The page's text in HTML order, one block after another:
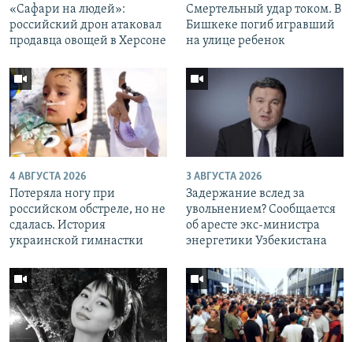
«Cафари на людей»:
российский дрон атаковал
продавца овощей в Херсоне
Смертельный удар током. В
Бишкеке погиб игравший
на улице ребенок
4 АВГУСТА 2026
Потеряла ногу при
российском обстреле, но не
сдалась. История
украинской гимнастки
3 АВГУСТА 2026
Задержание вслед за
увольнением? Сообщается
об аресте экс-министра
энергетики Узбекистана